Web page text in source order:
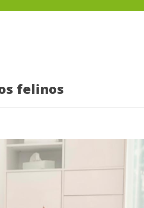
felinos
Pellet para Animais
Atendimento
Blog
Denúncias